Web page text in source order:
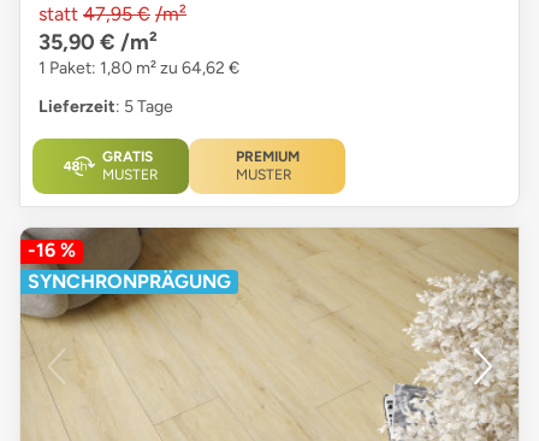
statt 47,95 € /m²
35,90 € /m²
1 Paket: 1,80 m² zu 64,62 €
Lieferzeit: 5 Tage
GRATIS
MUSTER
PREMIUM
MUSTER
-16 %
SYNCHRONPRÄGUNG